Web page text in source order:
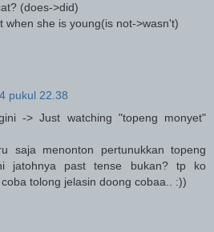
(does->did)
when she is young(is not->wasn't)
pukul 22.38
-> Just watching "topeng monyet"
saja menonton pertunukkan topeng
jatohnya past tense bukan? tp ko
tolong jelasin doong cobaa.. :))